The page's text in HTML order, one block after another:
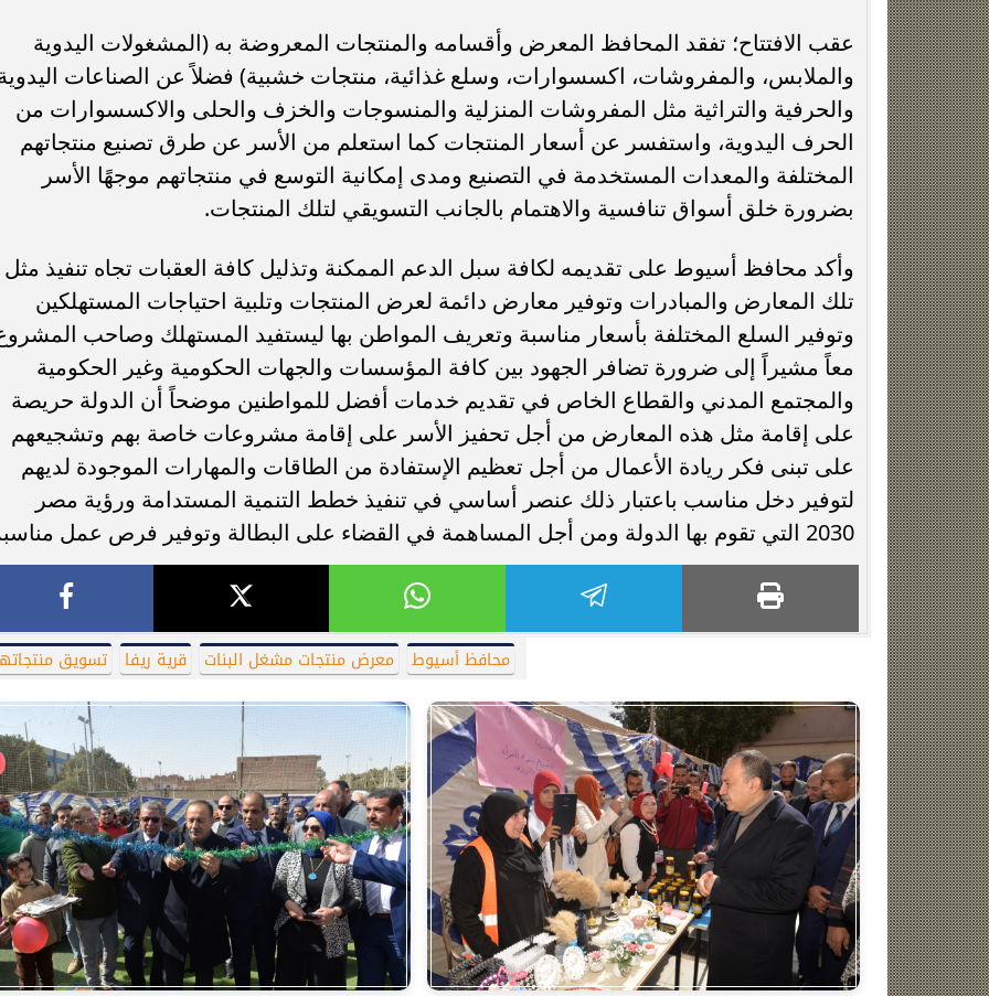
عقب الافتتاح؛ تفقد المحافظ المعرض وأقسامه والمنتجات المعروضة به (المشغولات اليدوية
والملابس، والمفروشات، اكسسوارات، وسلع غذائية، منتجات خشبية) فضلاً عن الصناعات
والحرفية والتراثية مثل المفروشات المنزلية والمنسوجات والخزف والحلى والاكسسوارات من
الحرف اليدوية، واستفسر عن أسعار المنتجات كما استعلم من الأسر عن طرق تصنيع منتجاتهم
المختلفة والمعدات المستخدمة في التصنيع ومدى إمكانية التوسع في منتجاتهم موجهًا الأسر
بضرورة خلق أسواق تنافسية والاهتمام بالجانب التسويقي لتلك المنتجات.
وأكد محافظ أسيوط على تقديمه لكافة سبل الدعم الممكنة وتذليل كافة العقبات تجاه تنفيذ مثل
تلك المعارض والمبادرات وتوفير معارض دائمة لعرض المنتجات وتلبية احتياجات المستهلكين
وتوفير السلع المختلفة بأسعار مناسبة وتعريف المواطن بها ليستفيد المستهلك وصاحب
معاً مشيراً إلى ضرورة تضافر الجهود بين كافة المؤسسات والجهات الحكومية وغير الحكومية
والمجتمع المدني والقطاع الخاص في تقديم خدمات أفضل للمواطنين موضحاً أن الدولة حريصة
على إقامة مثل هذه المعارض من أجل تحفيز الأسر على إقامة مشروعات خاصة بهم وتشجيعهم
على تبنى فكر ريادة الأعمال من أجل تعظيم الإستفادة من الطاقات والمهارات الموجودة لديهم
لتوفير دخل مناسب باعتبار ذلك عنصر أساسي في تنفيذ خطط التنمية المستدامة ورؤية مصر
2030 التي تقوم بها الدولة ومن أجل المساهمة في القضاء على البطالة وتوفير فرص عمل مناسبة.
محافظ أسيوط معرض منتجات مشغل البنات قرية ريفا تسويق